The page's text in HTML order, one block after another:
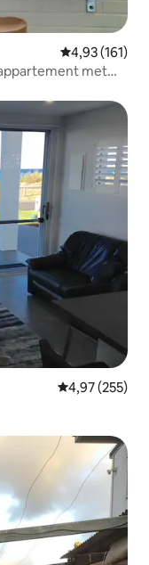
Gemiddelde
4,93 (161)
met
Gemiddelde
4,97 (255)